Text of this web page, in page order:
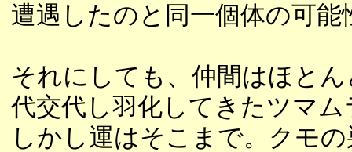
遭遇したのと同一個体の可能
それにしても、仲間はほと
代交代し羽化してきたツマ
しかし運はそこまで。クモ